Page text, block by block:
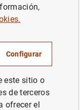
Configurar
este sitio o
de terceros
ofrecer el